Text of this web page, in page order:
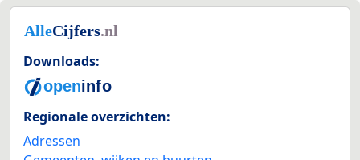
Downloads:
Regionale overzichten:
Adressen